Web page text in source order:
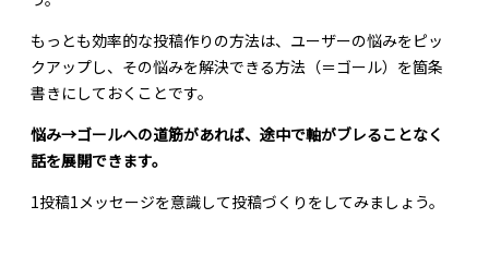
もっとも効率的な投稿作りの方法は、ユーザーの悩みをピッ
クアップし、その悩みを解決できる方法（＝ゴール）を箇条
書きにしておくことです。
悩み→ゴールへの道筋があれば、途中で軸がブレることなく
話を展開できます。
1投稿1メッセージを意識して投稿づくりをしてみましょう。